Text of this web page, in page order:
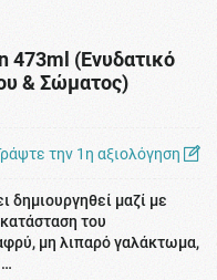
473ml (Ενυδατικό
& Σώματος)
την 1η αξιολόγηση
μαζί με
του
μη λιπαρό γαλάκτωμα,